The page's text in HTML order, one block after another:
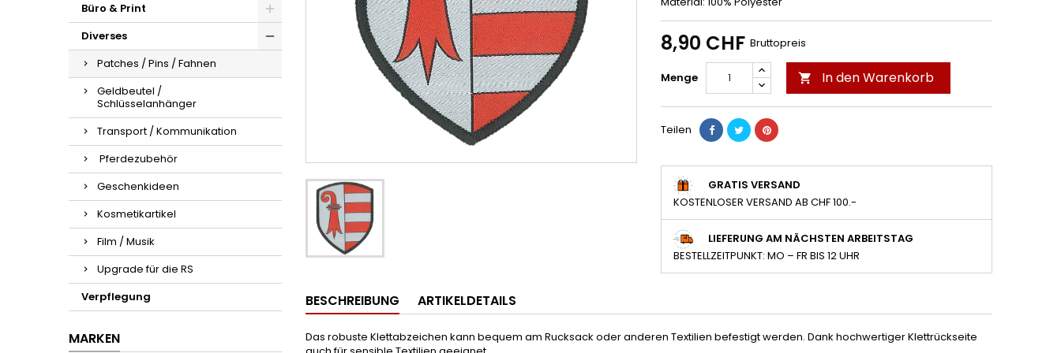
Büro & Print
Diverses
Patches / Pins / Fahnen
Geldbeutel /
Schlüsselanhänger
Transport / Kommunikation
Pferdezubehör
Geschenkideen
Kosmetikartikel
Film / Musik
Upgrade für die RS
Verpflegung
MARKEN
8,90 CHF Bruttopreis
Menge  In den Warenkorb
Teilen
GRATIS VERSAND
KOSTENLOSER VERSAND AB CHF 100.-
LIEFERUNG AM NÄCHSTEN ARBEITSTAG
BESTELLZEITPUNKT: MO – FR BIS 12 UHR
BESCHREIBUNG ARTIKELDETAILS
Das robuste Klettabzeichen kann bequem am Rucksack oder anderen Textilien befestigt werden. Dank hochwertiger Klettrückseite